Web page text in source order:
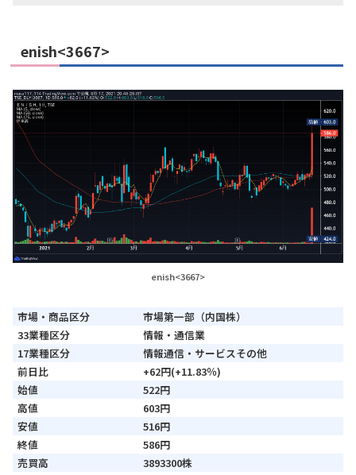
enish<3667>
enish<3667>
市場・商品区分
市場第一部（内国株）
33業種区分
情報・通信業
17業種区分
情報通信・サービスその他
前日比
+62円(+11.83％)
始値
522円
高値
603円
安値
516円
終値
586円
売買高
3893300株